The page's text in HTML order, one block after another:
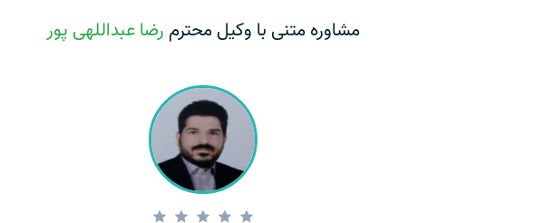
مشاوره متنی با وکیل محترم رضا عبداللهی پور